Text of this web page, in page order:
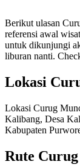
Berikut ulasan
referensi awal
untuk dikunjungi
liburan nanti.
Lokasi
Lokasi Curug
Kalibang, Desa
Kabupaten
Rute